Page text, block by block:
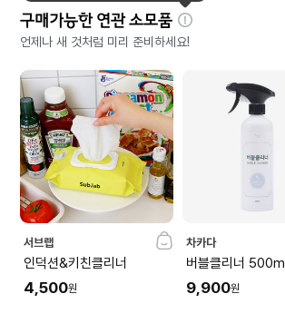
구매가능한 연관 소모품
자
세
언제나 새 것처럼 미리 준비하세요!
서브랩
인덕션&키친클리너
4,500원
차카다
버블클리너 500ml
9,900원